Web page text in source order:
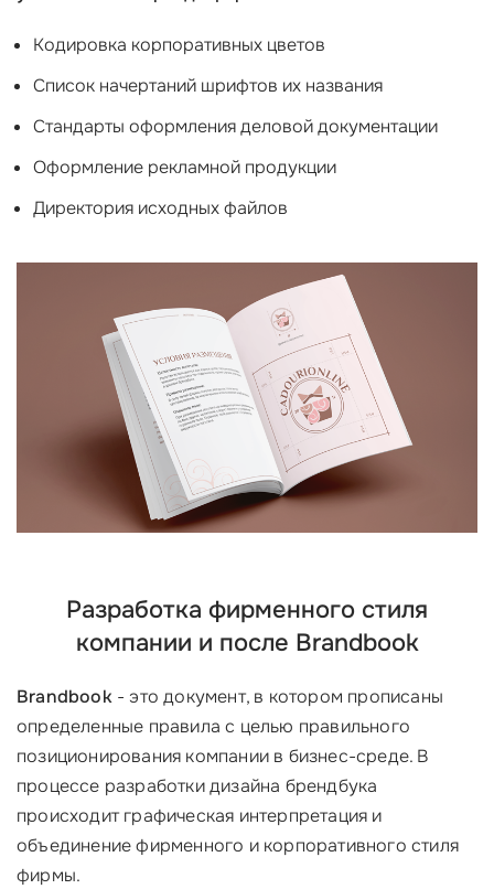
Кодировка корпоративных цветов
Список начертаний шрифтов их названия
Стандарты оформления деловой документации
Оформление рекламной продукции
Директория исходных файлов
Разработка фирменного стиля
компании и после Brandbook
Brandbook - это документ, в котором прописаны
определенные правила с целью правильного
позиционирования компании в бизнес-среде. В
процессе разработки дизайна брендбука
происходит графическая интерпретация и
объединение фирменного и корпоративного стиля
фирмы.